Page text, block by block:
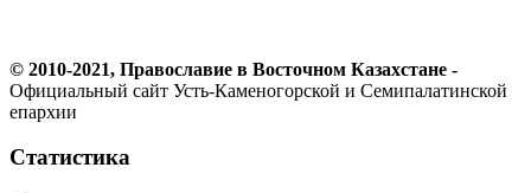
© 2010-2021, Православие в Восточном Казахстане -
Официальный сайт Усть-Каменогорской и Семипалатинской
епархии
Статистика